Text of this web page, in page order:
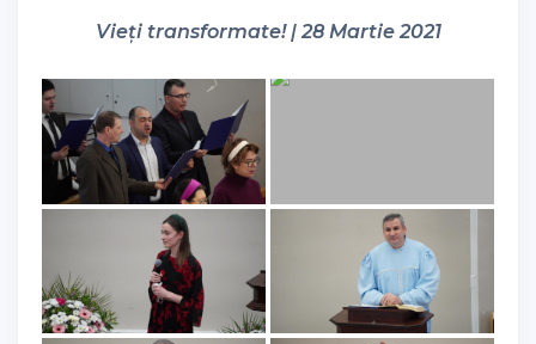
Vieți transformate! | 28 Martie 2021